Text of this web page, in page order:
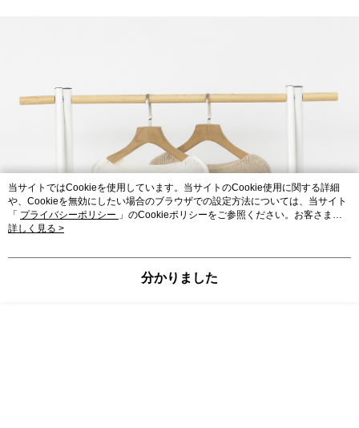
当サイトではCookieを使用しています。当サイトのCookie使用に関する詳細
や、Cookieを無効にしたい場合のブラウザでの設定方法については、当サイト
「 プライバシーポリシー 」のCookieポリシーをご参照ください。お客さま
が、当サイトを引き続き使用される場合、当社がサイト利用規約のCookieポリ
詳しく見る >
分かりました